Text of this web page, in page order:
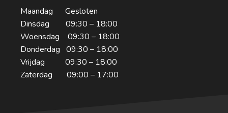
Maandag Gesloten
Dinsdag 09:30 – 18:00
Woensdag 09:30 – 18:00
Donderdag 09:30 – 18:00
Vrijdag 09:30 – 18:00
Zaterdag 09:00 – 17:00